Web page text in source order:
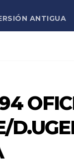
ANTIGUA